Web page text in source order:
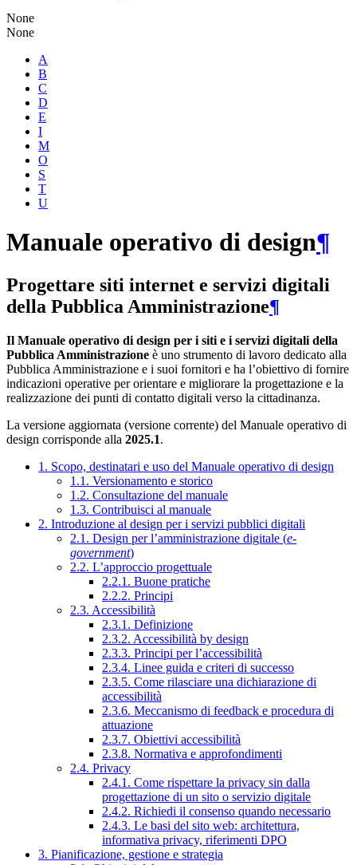
None
None
A
B
C
D
E
I
M
O
S
T
U
Manuale operativo di design¶
Progettare siti internet e servizi digitali
della Pubblica Amministrazione¶
Il Manuale operativo di design per i siti e i servizi digitali della
Pubblica Amministrazione è uno strumento di lavoro dedicato alla
Pubblica Amministrazione e i suoi fornitori e ha l’obiettivo di fornire
indicazioni operative per orientare e migliorare la progettazione e la
realizzazione dei punti di contatto digitali verso la cittadinanza.
La versione aggiornata (versione corrente) del Manuale operativo di
design corrisponde alla 2025.1.
1. Scopo, destinatari e uso del Manuale operativo di design
1.1. Versionamento e storico
1.2. Consultazione del manuale
1.3. Contribuisci al manuale
2. Introduzione al design per i servizi pubblici digitali
2.1. Design per l’amministrazione digitale (e-
government)
2.2. L’approccio progettuale
2.2.1. Buone pratiche
2.2.2. Principi
2.3. Accessibilità
2.3.1. Definizione
2.3.2. Accessibilità by design
2.3.3. Principi per l’accessibilità
2.3.4. Linee guida e criteri di successo
2.3.5. Come rilasciare una dichiarazione di
accessibilità
2.3.6. Meccanismo di feedback e procedura di
attuazione
2.3.7. Obiettivi accessibilità
2.3.8. Normativa e approfondimenti
2.4. Privacy
2.4.1. Come rispettare la privacy sin dalla
progettazione di un sito o servizio digitale
2.4.2. Richiedi il consenso quando necessario
2.4.3. Le basi del sito web: architettura,
informativa privacy, riferimenti DPO
3. Pianificazione, gestione e strategia